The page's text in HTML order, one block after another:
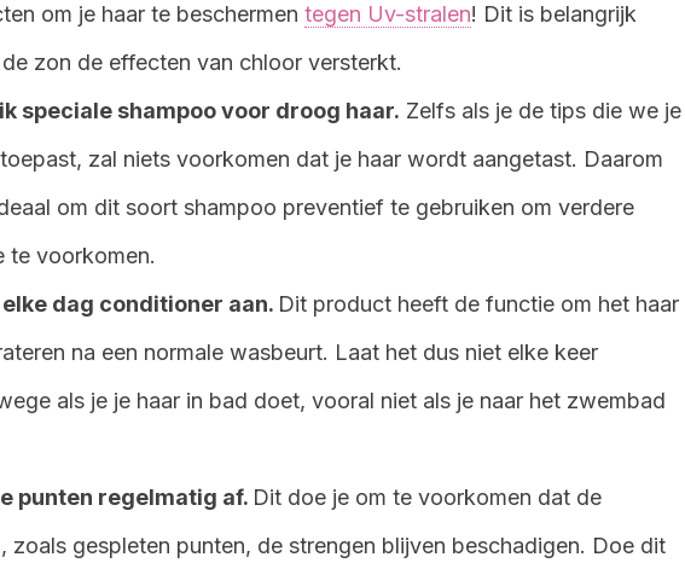
om je haar te beschermen tegen Uv-stralen! Dit is belangrijk
zon de effecten van chloor versterkt.
speciale shampoo voor droog haar. Zelfs als je de tips die we je
zal niets voorkomen dat je haar wordt aangetast. Daarom
om dit soort shampoo preventief te gebruiken om verdere
te voorkomen.
dag conditioner aan. Dit product heeft de functie om het haar
na een normale wasbeurt. Laat het dus niet elke keer
als je je haar in bad doet, vooral niet als je naar het zwembad
punten regelmatig af. Dit doe je om te voorkomen dat de
zoals gespleten punten, de strengen blijven beschadigen. Doe dit